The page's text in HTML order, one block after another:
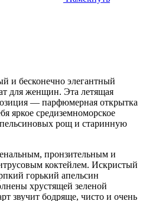
и бесконечно элегантный
для женщин. Эта летящая
— парфюмерная открытка
яркое средиземноморское
рощ и старинную
пронзительным и
коктейлем. Искристый
горький апельсин
хрустящей зеленой
звучит бодряще, чисто и очень